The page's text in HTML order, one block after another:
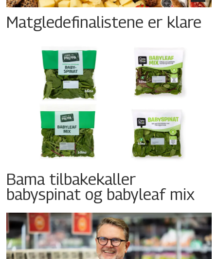
Matgledefinalistene er klare
Bama tilbakekaller
babyspinat og babyleaf mix